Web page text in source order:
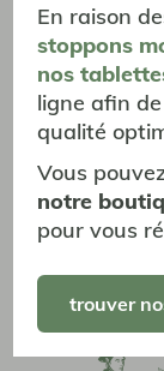
certifié bio
Nos produits
certifiés par un
équitable et le
En raison
stoppons
nos
ligne afin
qualité
Vous
notre
pour vous
trouver